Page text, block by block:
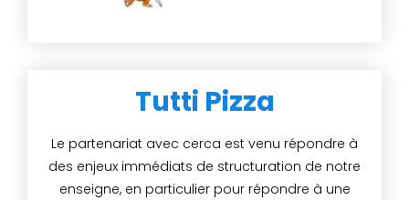
Tutti Pizza
Le partenariat avec cerca est venu répondre à
des enjeux immédiats de structuration de notre
enseigne, en particulier pour répondre à une